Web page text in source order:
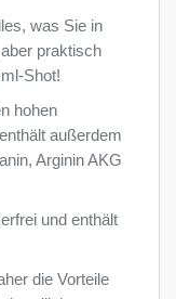
was Sie in
praktisch
Shot!
hohen
außerdem
Arginin AKG
und enthält
die Vorteile